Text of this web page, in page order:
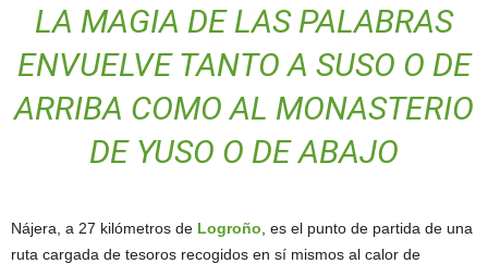
LA MAGIA DE LAS PALABRAS
ENVUELVE TANTO A SUSO O DE
ARRIBA COMO AL MONASTERIO
DE YUSO O DE ABAJO
Nájera, a 27 kilómetros de Logroño , es el punto de partida de una
ruta cargada de tesoros recogidos en sí mismos al calor de